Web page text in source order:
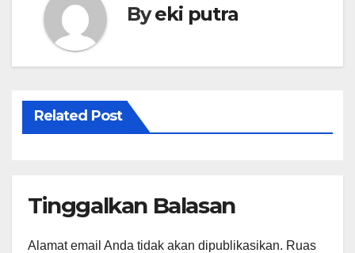
Byeki putra
Related Post
Tinggalkan Balasan
Alamat email Anda tidak akan dipublikasikan. Ruas